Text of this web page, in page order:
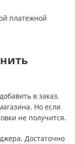
платежной
в заказ,
Но если
не получится.
Достаточно